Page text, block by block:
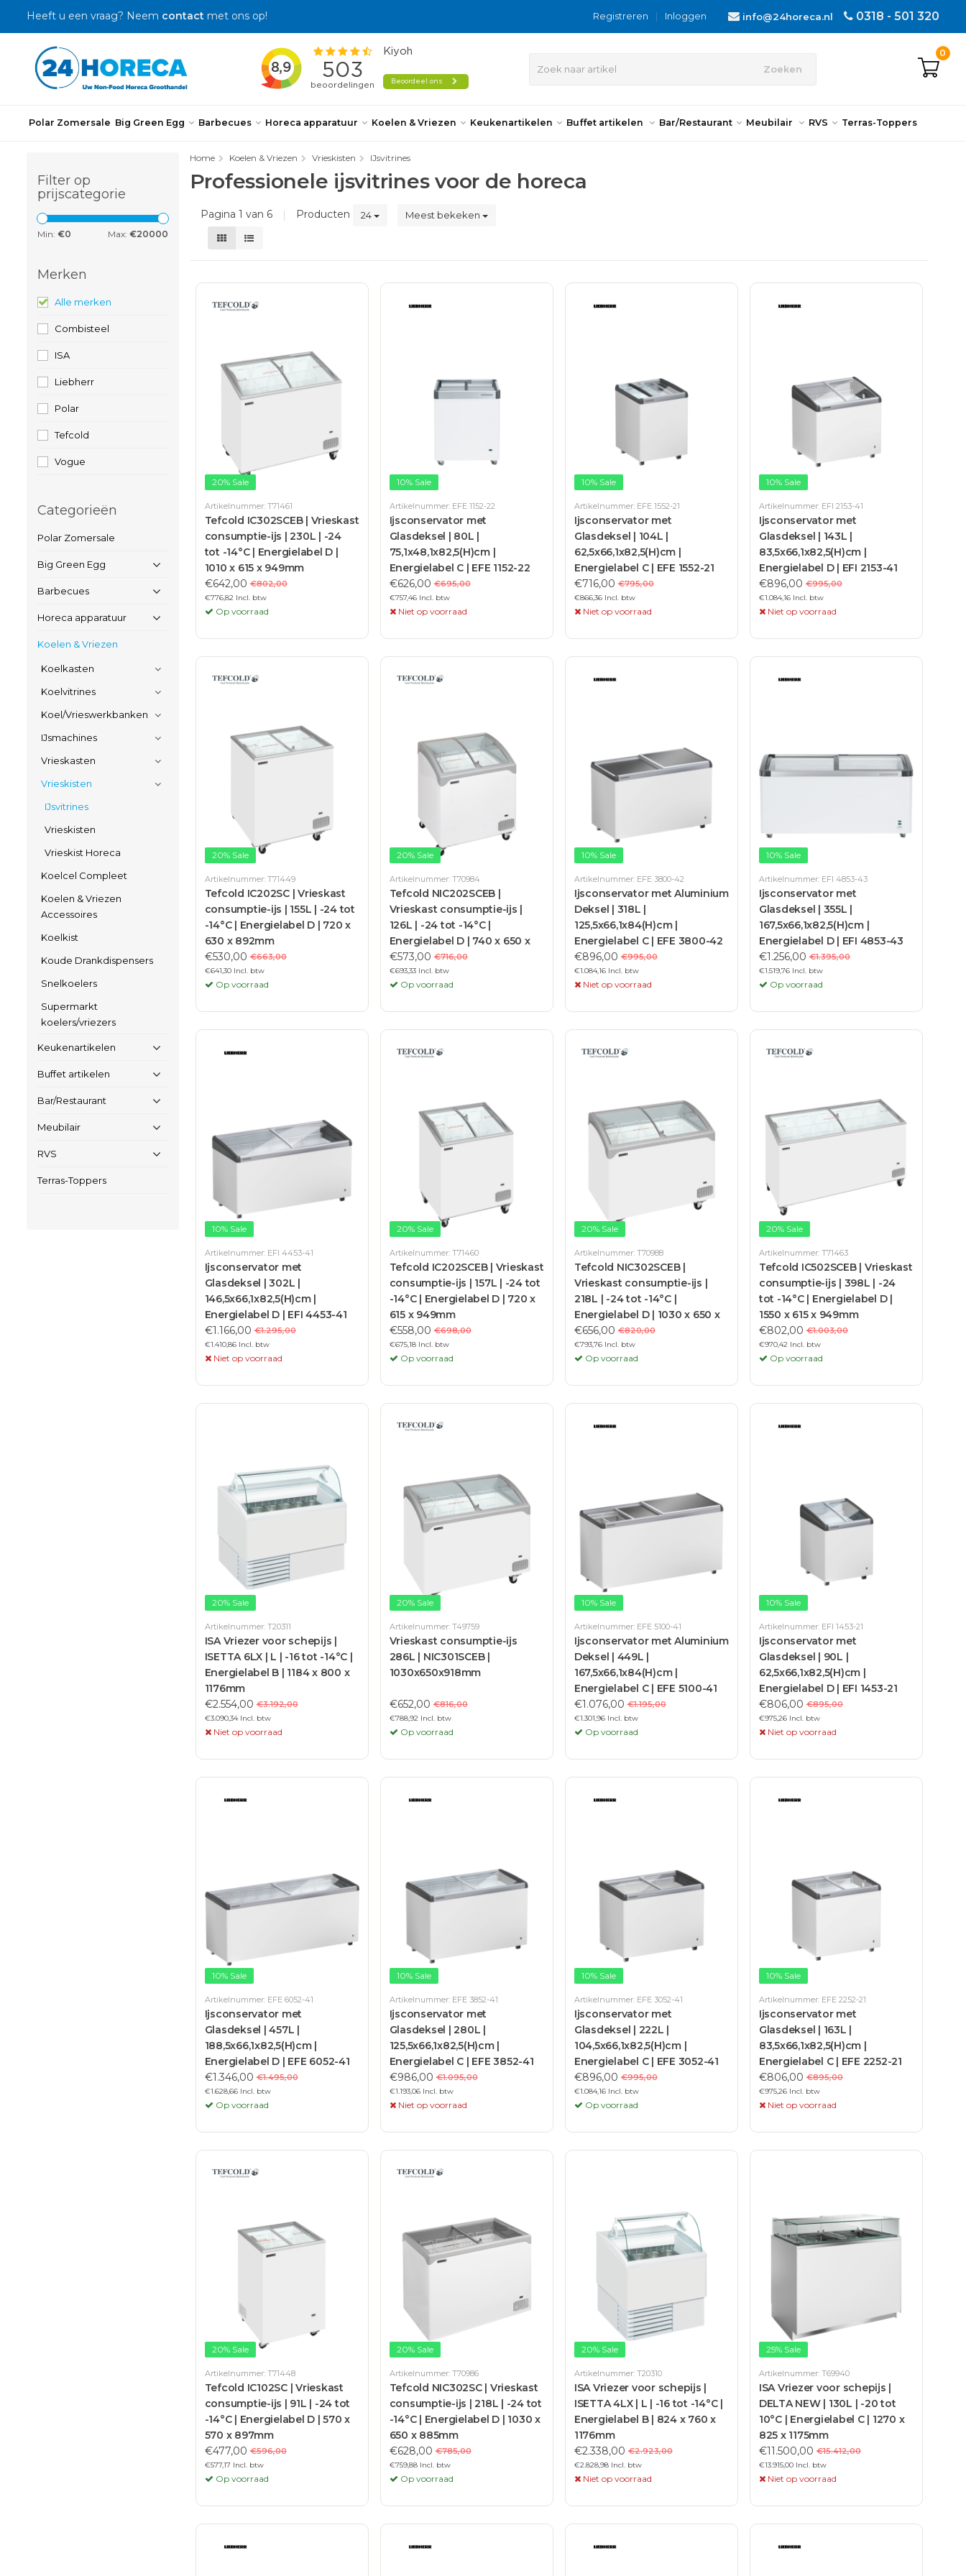
Heeft u een vraag? Neem contact met ons op! 0318 - 501 320
info@24horeca.nl
Inloggen
|
Registreren
Zoeken
0
Polar Zomersale Big Green Egg Barbecues Horeca apparatuur Koelen & Vriezen Keukenartikelen Buffet artikelen Bar/Restaurant Meubilair RVS Terras-Toppers
Filter op
prijscategorie
Min: €0 Max: €20000
Merken
Alle merken
Combisteel
ISA
Liebherr
Polar
Tefcold
Vogue
Categorieën
Polar Zomersale
Big Green Egg
Barbecues
Horeca apparatuur
Koelen & Vriezen
Koelkasten
Koelvitrines
Koel/Vrieswerkbanken
IJsmachines
Vrieskasten
Vrieskisten
IJsvitrines
Vrieskisten
Vrieskist Horeca
Koelcel Compleet
Koelen & Vriezen
Accessoires
Koelkist
Koude Drankdispensers
Snelkoelers
Supermarkt
koelers/vriezers
Keukenartikelen
Buffet artikelen
Bar/Restaurant
Meubilair
RVS
Terras-Toppers
Home Koelen & Vriezen Vrieskisten IJsvitrines
Professionele ijsvitrines voor de horeca
Pagina 1 van 6 | Producten 24 Meest bekeken
20% Sale
Artikelnummer: T71461
Tefcold IC302SCEB | Vrieskast
consumptie-ijs | 230L | -24
tot -14°C | Energielabel D |
1010 x 615 x 949mm
€642,00 €802,00
€776,82 Incl. btw
Op voorraad
10% Sale
Artikelnummer: EFE 1152-22
Ijsconservator met
Glasdeksel | 80L |
75,1x48,1x82,5(H)cm |
Energielabel C | EFE 1152-22
€626,00 €695,00
€757,46 Incl. btw
Niet op voorraad
10% Sale
Artikelnummer: EFE 1552-21
Ijsconservator met
Glasdeksel | 104L |
62,5x66,1x82,5(H)cm |
Energielabel C | EFE 1552-21
€716,00 €795,00
€866,36 Incl. btw
Niet op voorraad
10% Sale
Artikelnummer: EFI 2153-41
Ijsconservator met
Glasdeksel | 143L |
83,5x66,1x82,5(H)cm |
Energielabel D | EFI 2153-41
€896,00 €995,00
€1.084,16 Incl. btw
Niet op voorraad
20% Sale
Artikelnummer: T71449
Tefcold IC202SC | Vrieskast
consumptie-ijs | 155L | -24 tot
-14°C | Energielabel D | 720 x
630 x 892mm
€530,00 €663,00
€641,30 Incl. btw
Op voorraad
20% Sale
Artikelnummer: T70984
Tefcold NIC202SCEB |
Vrieskast consumptie-ijs |
126L | -24 tot -14°C |
Energielabel D | 740 x 650 x
918mm
€573,00 €716,00
€693,33 Incl. btw
Op voorraad
10% Sale
Artikelnummer: EFE 3800-42
Ijsconservator met Aluminium
Deksel | 318L |
125,5x66,1x84(H)cm |
Energielabel C | EFE 3800-42
€896,00 €995,00
€1.084,16 Incl. btw
Niet op voorraad
10% Sale
Artikelnummer: EFI 4853-43
Ijsconservator met
Glasdeksel | 355L |
167,5x66,1x82,5(H)cm |
Energielabel D | EFI 4853-43
€1.256,00 €1.395,00
€1.519,76 Incl. btw
Op voorraad
10% Sale
Artikelnummer: EFI 4453-41
Ijsconservator met
Glasdeksel | 302L |
146,5x66,1x82,5(H)cm |
Energielabel D | EFI 4453-41
€1.166,00 €1.295,00
€1.410,86 Incl. btw
Niet op voorraad
20% Sale
Artikelnummer: T71460
Tefcold IC202SCEB | Vrieskast
consumptie-ijs | 157L | -24 tot
-14°C | Energielabel D | 720 x
615 x 949mm
€558,00 €698,00
€675,18 Incl. btw
Op voorraad
20% Sale
Artikelnummer: T70988
Tefcold NIC302SCEB |
Vrieskast consumptie-ijs |
218L | -24 tot -14°C |
Energielabel D | 1030 x 650 x
918mm
€656,00 €820,00
€793,76 Incl. btw
Op voorraad
20% Sale
Artikelnummer: T71463
Tefcold IC502SCEB | Vrieskast
consumptie-ijs | 398L | -24
tot -14°C | Energielabel D |
1550 x 615 x 949mm
€802,00 €1.003,00
€970,42 Incl. btw
Op voorraad
20% Sale
Artikelnummer: T20311
ISA Vriezer voor schepijs |
ISETTA 6LX | L | -16 tot -14°C |
Energielabel B | 1184 x 800 x
1176mm
€2.554,00 €3.192,00
€3.090,34 Incl. btw
Niet op voorraad
20% Sale
Artikelnummer: T49759
Vrieskast consumptie-ijs
286L | NIC301SCEB |
1030x650x918mm
€652,00 €816,00
€788,92 Incl. btw
Op voorraad
10% Sale
Artikelnummer: EFE 5100-41
Ijsconservator met Aluminium
Deksel | 449L |
167,5x66,1x84(H)cm |
Energielabel C | EFE 5100-41
€1.076,00 €1.195,00
€1.301,96 Incl. btw
Op voorraad
10% Sale
Artikelnummer: EFI 1453-21
Ijsconservator met
Glasdeksel | 90L |
62,5x66,1x82,5(H)cm |
Energielabel D | EFI 1453-21
€806,00 €895,00
€975,26 Incl. btw
Niet op voorraad
10% Sale
Artikelnummer: EFE 6052-41
Ijsconservator met
Glasdeksel | 457L |
188,5x66,1x82,5(H)cm |
Energielabel D | EFE 6052-41
€1.346,00 €1.495,00
€1.628,66 Incl. btw
Op voorraad
10% Sale
Artikelnummer: EFE 3852-41
Ijsconservator met
Glasdeksel | 280L |
125,5x66,1x82,5(H)cm |
Energielabel C | EFE 3852-41
€986,00 €1.095,00
€1.193,06 Incl. btw
Niet op voorraad
10% Sale
Artikelnummer: EFE 3052-41
Ijsconservator met
Glasdeksel | 222L |
104,5x66,1x82,5(H)cm |
Energielabel C | EFE 3052-41
€896,00 €995,00
€1.084,16 Incl. btw
Op voorraad
10% Sale
Artikelnummer: EFE 2252-21
Ijsconservator met
Glasdeksel | 163L |
83,5x66,1x82,5(H)cm |
Energielabel C | EFE 2252-21
€806,00 €895,00
€975,26 Incl. btw
Niet op voorraad
20% Sale
Artikelnummer: T71448
Tefcold IC102SC | Vrieskast
consumptie-ijs | 91L | -24 tot
-14°C | Energielabel D | 570 x
570 x 897mm
€477,00 €596,00
€577,17 Incl. btw
Op voorraad
20% Sale
Artikelnummer: T70986
Tefcold NIC302SC | Vrieskast
consumptie-ijs | 218L | -24 tot
-14°C | Energielabel D | 1030 x
650 x 885mm
€628,00 €785,00
€759,88 Incl. btw
Op voorraad
20% Sale
Artikelnummer: T20310
ISA Vriezer voor schepijs |
ISETTA 4LX | L | -16 tot -14°C |
Energielabel B | 824 x 760 x
1176mm
€2.338,00 €2.923,00
€2.828,98 Incl. btw
Niet op voorraad
25% Sale
Artikelnummer: T69940
ISA Vriezer voor schepijs |
DELTA NEW | 130L | -20 tot
10°C | Energielabel C | 1270 x
825 x 1175mm
€11.500,00 €15.412,00
€13.915,00 Incl. btw
Niet op voorraad